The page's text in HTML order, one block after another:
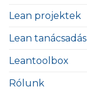
Lean projektek
Lean tanácsadás
Leantoolbox
Rólunk